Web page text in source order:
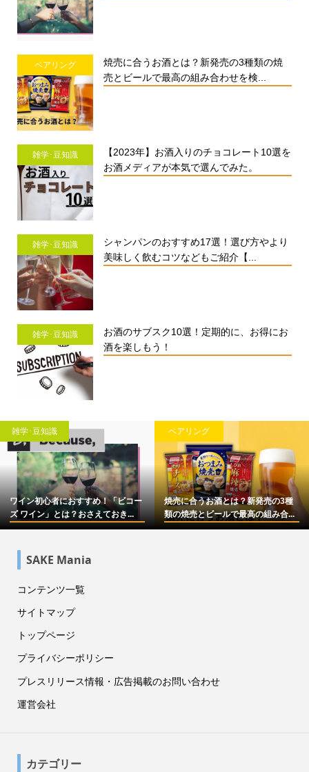
ペアリング
焼売に合うお酒とは？新発売の3種類の焼
売とビールで最高の組み合わせを検...
雑学･豆知識
【2023年】お酒入りのチョコレート10選を
お酒メディアが本気で選んでみた。
雑学･豆知識
シャンパンのおすすめ17選！選び方やより
美味しく飲むコツなどもご紹介【...
雑学･豆知識
お酒のサブスク10選！定期的に、お得にお
酒を楽しもう！
雑学･豆知識
ワイン初心者におすすめ！「ビコー
ズ ワイン」とは？おさえておき...
ペアリング
焼売に合うお酒とは？新発売の3種
類の焼売とビールで最高の組み合...
SAKE Mania
コンテンツ一覧
サイトマップ
トップページ
プライバシーポリシー
プレスリリース情報・広告掲載のお問い合わせ
運営会社
カテゴリー